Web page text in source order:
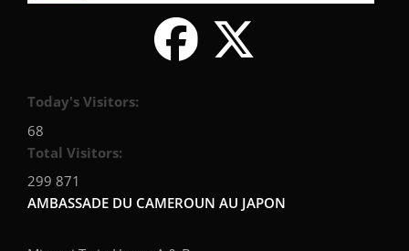
Today's Visitors:
68
Total Visitors:
299 871
AMBASSADE DU CAMEROUN AU JAPON